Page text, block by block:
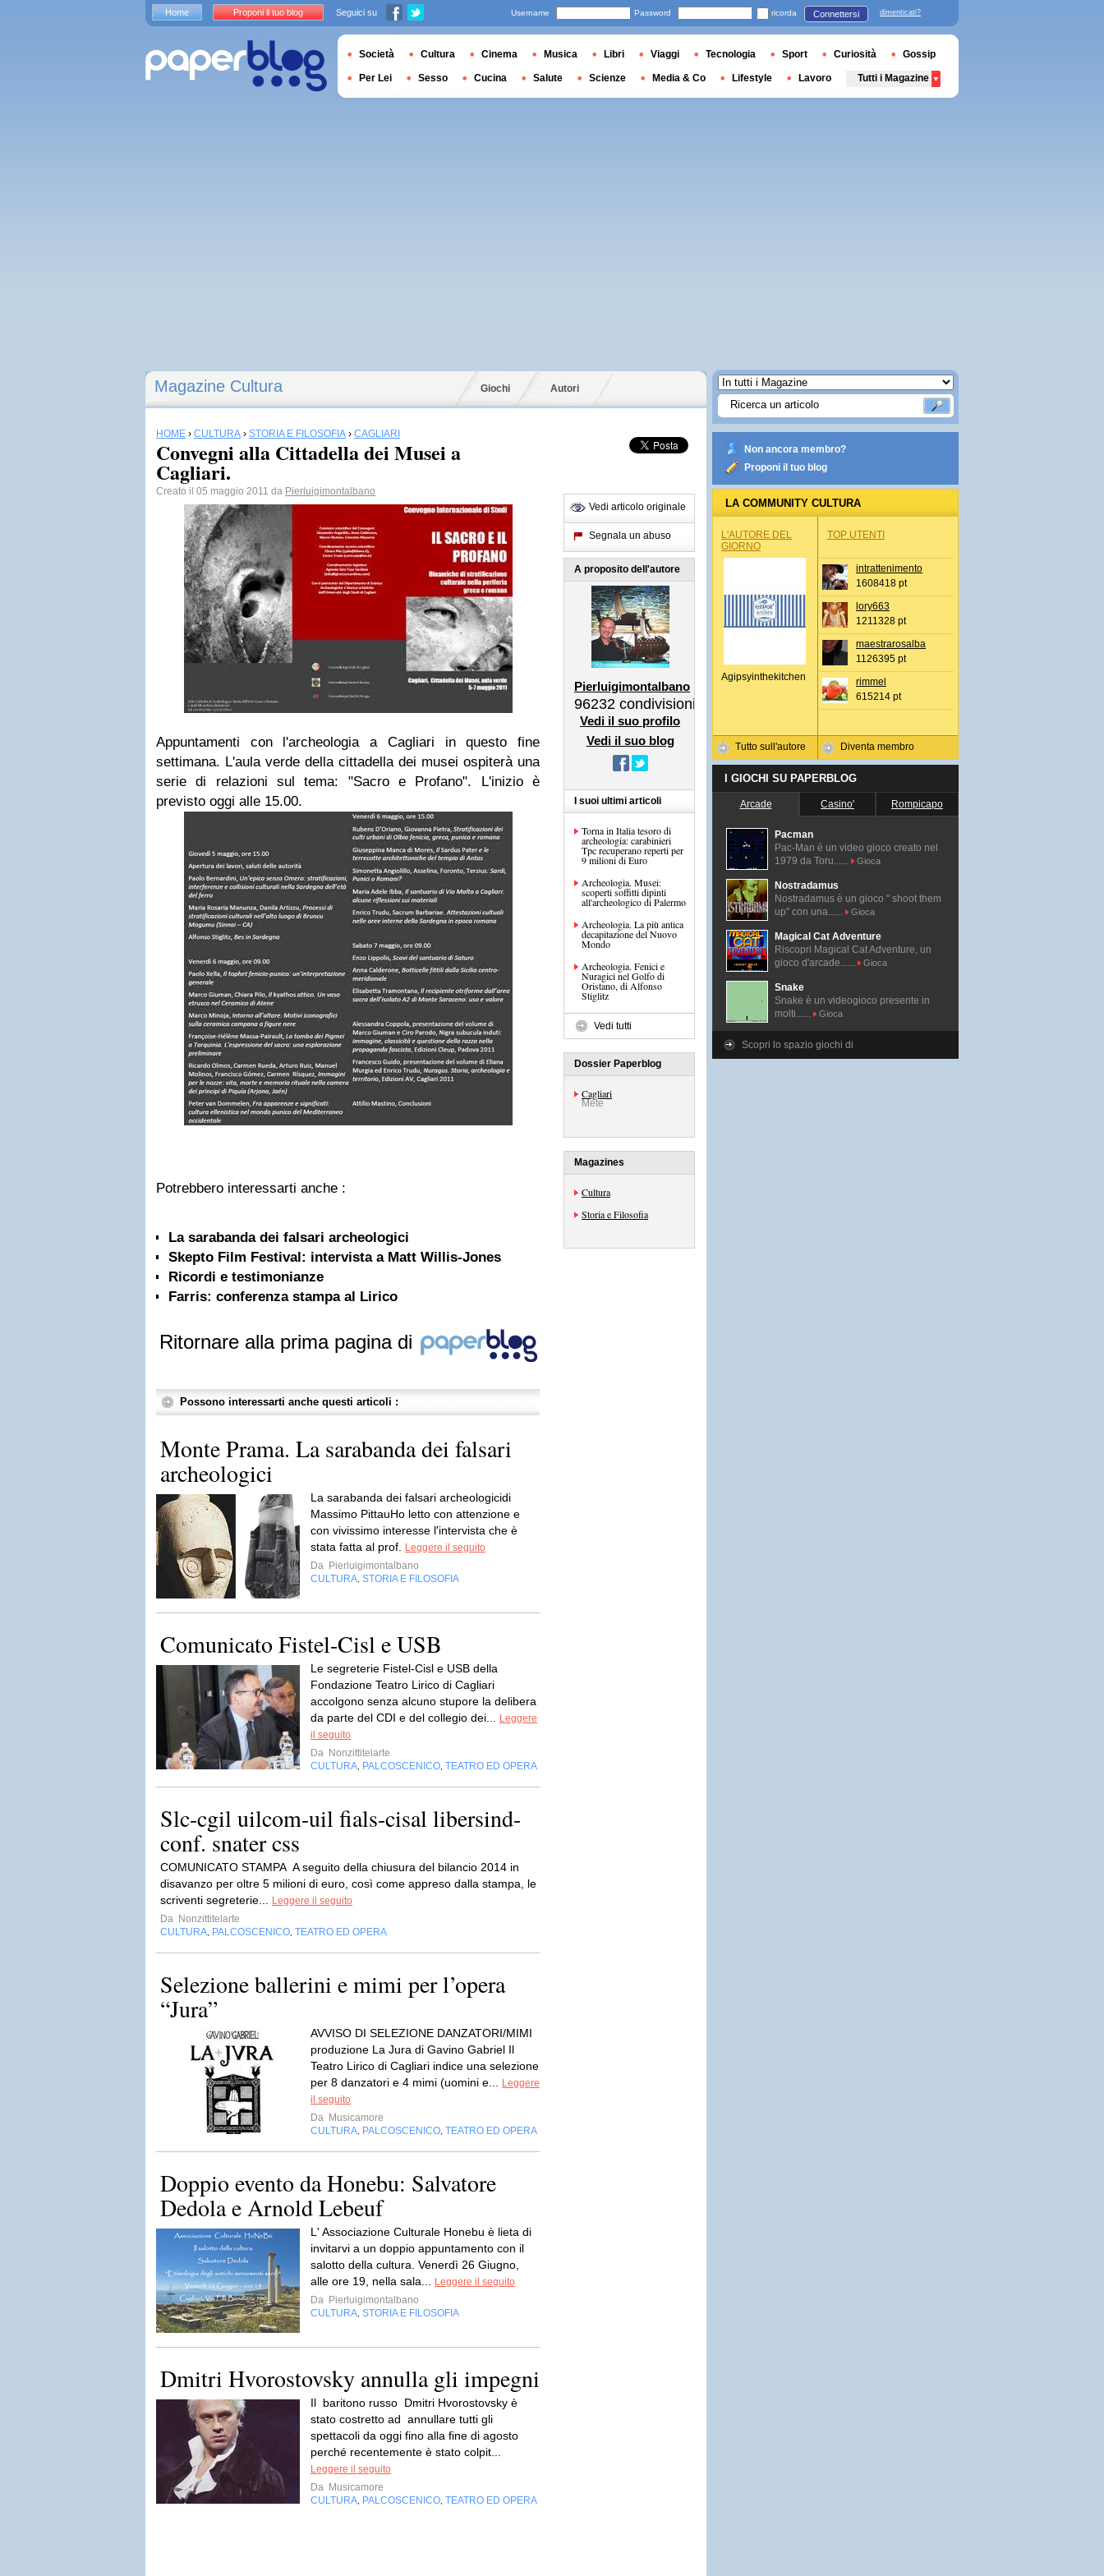
Magazine Cultura Giochi Autori
HOME › CULTURA › STORIA E FILOSOFIA › CAGLIARI
Convegni alla Cittadella dei Musei a
Cagliari.
Creato il 05 maggio 2011 da Pierluigimontalbano
Appuntamenti con l'archeologia a Cagliari in questo fine
settimana. L'aula verde della cittadella dei musei ospiterà una
serie di relazioni sul tema: "Sacro e Profano". L'inizio è
previsto oggi alle 15.00.
Potrebbero interessarti anche :
La sarabanda dei falsari archeologici
Skepto Film Festival: intervista a Matt Willis-Jones
Ricordi e testimonianze
Farris: conferenza stampa al Lirico
Ritornare alla prima pagina di
Possono interessarti anche questi articoli :
Monte Prama. La sarabanda dei falsari
archeologici
La sarabanda dei falsari archeologicidi
Massimo PittauHo letto con attenzione e
con vivissimo interesse l'intervista che è
stata fatta al prof.
Leggere il seguito
Da Pierluigimontalbano
CULTURA STORIA E FILOSOFIA
Comunicato Fistel-Cisl e USB
Le segreterie Fistel-Cisl e USB della
Fondazione Teatro Lirico di Cagliari
accolgono senza alcuno stupore la delibera
da parte del CDI e del collegio dei...
Leggere
il seguito
Da Nonzittitelarte
CULTURA PALCOSCENICO TEATRO ED OPERA
Slc-cgil uilcom-uil fials-cisal libersind-
conf. snater css
COMUNICATO STAMPA A seguito della chiusura del bilancio 2014 in
disavanzo per oltre 5 milioni di euro, così come appreso dalla stampa, le
scriventi segreterie...
Leggere il seguito
Da Nonzittitelarte
CULTURA PALCOSCENICO TEATRO ED OPERA
Selezione ballerini e mimi per l’opera
“Jura”
AVVISO DI SELEZIONE DANZATORI/MIMI
produzione La Jura di Gavino Gabriel Il
Teatro Lirico di Cagliari indice una selezione
per 8 danzatori e 4 mimi (uomini e...
Leggere
il seguito
Da Musicamore
CULTURA PALCOSCENICO TEATRO ED OPERA
Doppio evento da Honebu: Salvatore
Dedola e Arnold Lebeuf
L' Associazione Culturale Honebu è lieta di
invitarvi a un doppio appuntamento con il
salotto della cultura. Venerdì 26 Giugno,
alle ore 19, nella sala...
Leggere il seguito
Da Pierluigimontalbano
CULTURA STORIA E FILOSOFIA
Dmitri Hvorostovsky annulla gli impegni
Il baritono russo Dmitri Hvorostovsky è
stato costretto ad annullare tutti gli
spettacoli da oggi fino alla fine di agosto
perché recentemente è stato colpit...
Leggere il seguito
Da Musicamore
CULTURA PALCOSCENICO TEATRO ED OPERA
Vedi articolo originale
Segnala un abuso
A proposito dell'autore
Pierluigimontalbano
96232 condivisioni
Vedi il suo profilo
Vedi il suo blog
I suoi ultimi articoli
Torna in Italia tesoro di
archeologia: carabinieri
Tpc recuperano reperti per
9 milioni di Euro
Archeologia. Musei:
scoperti soffitti dipinti
all'archeologico di Palermo
Archeologia. La più antica
decapitazione del Nuovo
Mondo
Archeologia. Fenici e
Nuragici nel Golfo di
Oristano, di Alfonso
Stiglitz
Vedi tutti
Dossier Paperblog
Cagliari
Mete
Magazines
Cultura
Storia e Filosofia
Non ancora membro?
Proponi il tuo blog
LA COMMUNITY CULTURA
L'AUTORE DEL
GIORNO
Agipsyinthekitchen
Tutto sull'autore
TOP UTENTI
intrattenimento
1608418 pt
lory663
1211328 pt
maestrarosalba
1126395 pt
rimmel
615214 pt
Diventa membro
I GIOCHI SU PAPERBLOG
Arcade Casino' Rompicapo
Pacman
Pac-Man é un video gioco creato nel
1979 da Toru......
Gioca
Nostradamus
Nostradamus è un gioco " shoot them
up" con una......
Gioca
Magical Cat Adventure
Riscopri Magical Cat Adventure, un
gioco d'arcade......
Gioca
Snake
Snake è un videogioco presente in
molti......
Gioca
Scopri lo spazio giochi di
Home Proponi il tuo blog Seguici su Username Password ricorda Connettersi dimenticati?
Società Cultura Cinema Musica Libri Viaggi Tecnologia Sport Curiosità Gossip
Per Lei Sesso Cucina Salute Scienze Media & Co Lifestyle Lavoro Tutti i Magazine